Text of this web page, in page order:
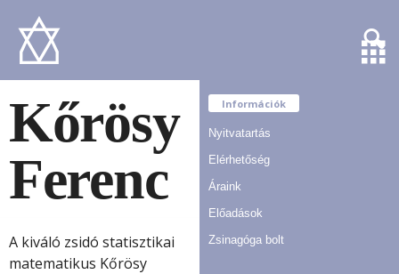
Kőrösy
Ferenc
A kiváló zsidó statisztikai
matematikus Kőrösy
Információk
Nyitvatartás
Elérhetőség
Áraink
Előadások
Zsinagóga bolt